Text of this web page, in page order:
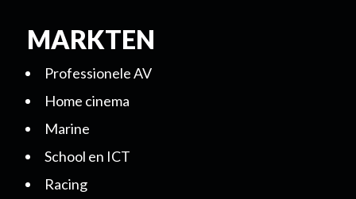
MARKTEN
Professionele AV
Home cinema
Marine
School en ICT
Racing